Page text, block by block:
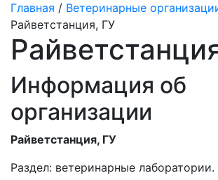
Главная / Ветеринарные
Райветстанция, ГУ
Информация об
организации
Райветстанция, ГУ
Раздел: ветеринарные лаборатории.